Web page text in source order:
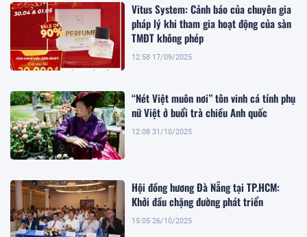
Vitus System: Cảnh báo của chuyên gia
pháp lý khi tham gia hoạt động của sàn
TMĐT không phép
12:58 17/09/2025
“Nét Việt muôn nơi” tôn vinh cá tính phụ
nữ Việt ở buổi trà chiều Anh quốc
12:08 31/10/2025
Hội đồng hương Đà Nẵng tại TP.HCM:
Khởi đầu chặng đường phát triển
15:05 26/10/2025